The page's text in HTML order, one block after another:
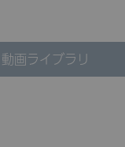
動画ライブラリ